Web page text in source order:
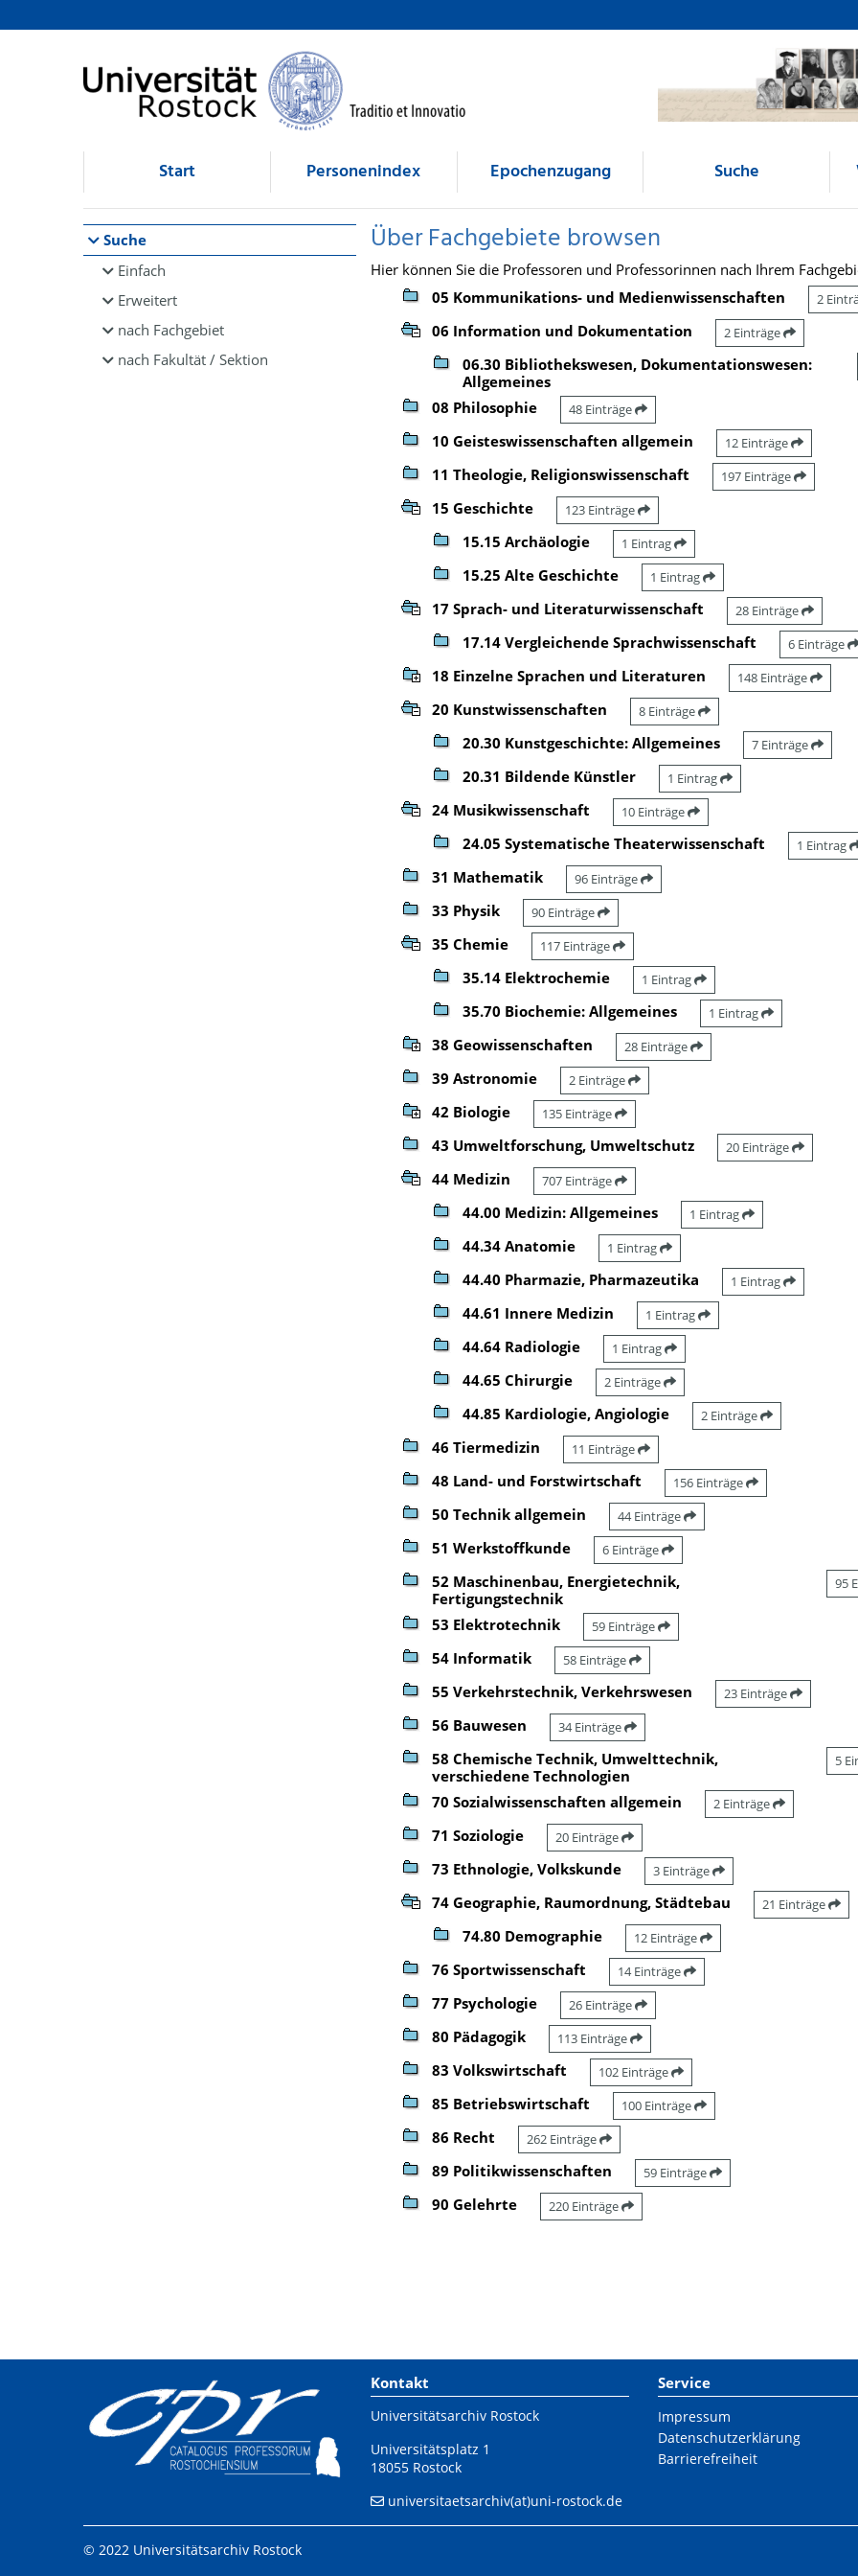
Browsen
direkt zum Inhalt
Start Personenindex Epochenzugang Suche
Suche
Einfach
Erweitert
nach Fachgebiet
nach Fakultät / Sektion
Über Fachgebiete browsen
Hier können Sie die Professoren und Professorinnen nach Ihrem
05 Kommunikations- und Medienwissenschaften
2
06 Information und Dokumentation 2 Einträge
06.30 Bibliothekswesen, Dokumentationswesen:
Allgemeines
08 Philosophie 48 Einträge
10 Geisteswissenschaften allgemein 12 Einträge
11 Theologie, Religionswissenschaft 197 Einträge
15 Geschichte 123 Einträge
15.15 Archäologie 1 Eintrag
15.25 Alte Geschichte 1 Eintrag
17 Sprach- und Literaturwissenschaft 28 Einträge
17.14 Vergleichende Sprachwissenschaft 6 Einträge
18 Einzelne Sprachen und Literaturen 148 Einträge
20 Kunstwissenschaften 8 Einträge
20.30 Kunstgeschichte: Allgemeines 7 Einträge
20.31 Bildende Künstler 1 Eintrag
24 Musikwissenschaft 10 Einträge
24.05 Systematische Theaterwissenschaft 1 Eintrag
31 Mathematik 96 Einträge
33 Physik 90 Einträge
35 Chemie 117 Einträge
35.14 Elektrochemie 1 Eintrag
35.70 Biochemie: Allgemeines 1 Eintrag
38 Geowissenschaften 28 Einträge
39 Astronomie 2 Einträge
42 Biologie 135 Einträge
43 Umweltforschung, Umweltschutz 20 Einträge
44 Medizin 707 Einträge
44.00 Medizin: Allgemeines 1 Eintrag
44.34 Anatomie 1 Eintrag
44.40 Pharmazie, Pharmazeutika 1 Eintrag
44.61 Innere Medizin 1 Eintrag
44.64 Radiologie 1 Eintrag
44.65 Chirurgie 2 Einträge
44.85 Kardiologie, Angiologie 2 Einträge
46 Tiermedizin 11 Einträge
48 Land- und Forstwirtschaft 156 Einträge
50 Technik allgemein 44 Einträge
51 Werkstoffkunde 6 Einträge
52 Maschinenbau, Energietechnik,
Fertigungstechnik
95
53 Elektrotechnik 59 Einträge
54 Informatik 58 Einträge
55 Verkehrstechnik, Verkehrswesen 23 Einträge
56 Bauwesen 34 Einträge
58 Chemische Technik, Umwelttechnik,
verschiedene Technologien
5
70 Sozialwissenschaften allgemein 2 Einträge
71 Soziologie 20 Einträge
73 Ethnologie, Volkskunde 3 Einträge
74 Geographie, Raumordnung, Städtebau 21 Einträge
74.80 Demographie 12 Einträge
76 Sportwissenschaft 14 Einträge
77 Psychologie 26 Einträge
80 Pädagogik 113 Einträge
83 Volkswirtschaft 102 Einträge
85 Betriebswirtschaft 100 Einträge
86 Recht 262 Einträge
89 Politikwissenschaften 59 Einträge
90 Gelehrte 220 Einträge
Kontakt
Universitätsarchiv Rostock
Universitätsplatz 1
18055 Rostock
universitaetsarchiv(at)uni-rostock.de
Service
Impressum
Datenschutzerklärung
Barrierefreiheit
© 2022 Universitätsarchiv Rostock